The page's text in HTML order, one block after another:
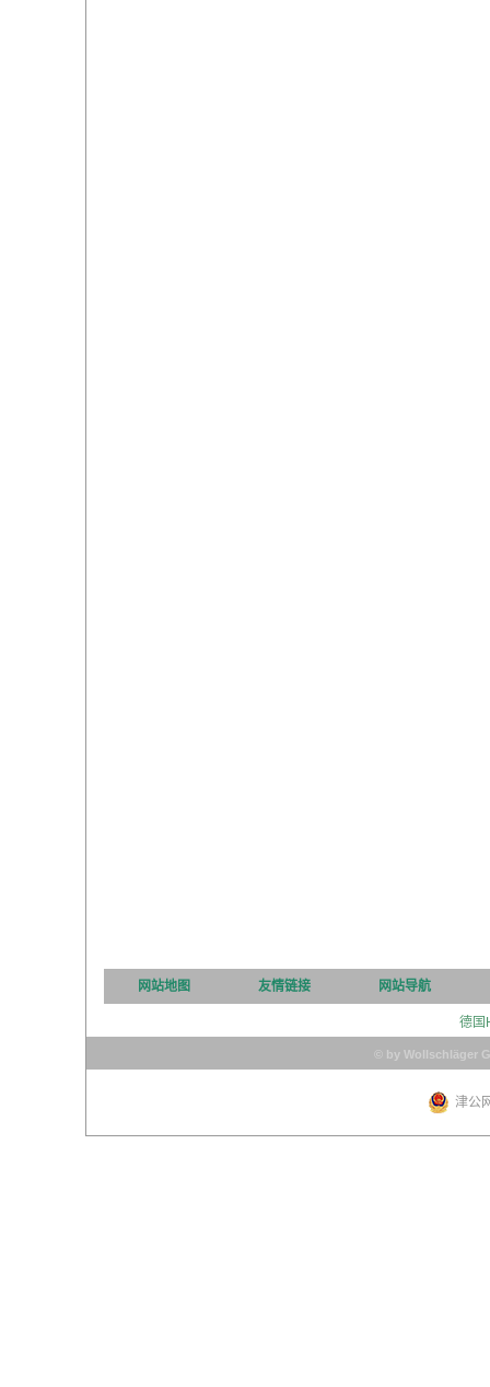
网站地图 友情链接 网站导航
德国
© by Wollschläger
津公